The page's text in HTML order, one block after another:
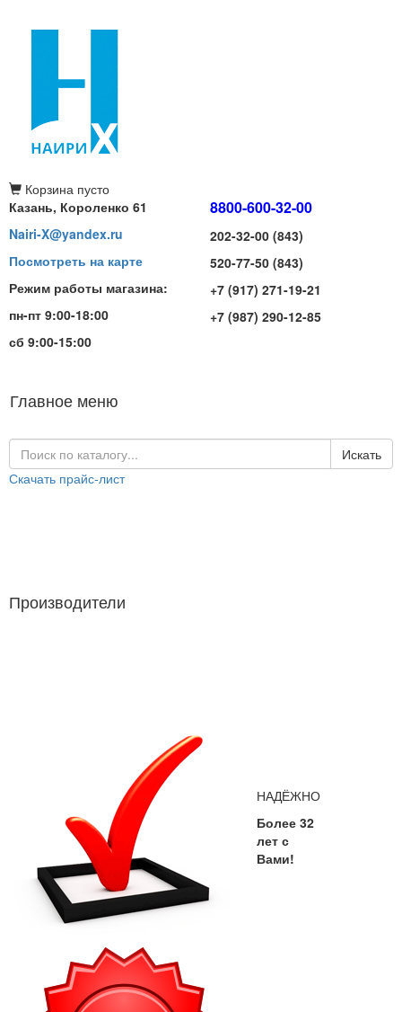
Корзина пусто
Казань, Короленко 61
Nairi-X@yandex.ru
Посмотреть на карте
Режим работы магазина:
пн-пт 9:00-18:00
сб 9:00-15:00
8800-600-32-00
202-32-00 (843)
520-77-50 (843)
+7 (917) 271-19-21
+7 (987) 290-12-85
Главное меню
Искать
Скачать прайс-лист
Производители
НАДЁЖНО
Более 32
лет с
Вами!